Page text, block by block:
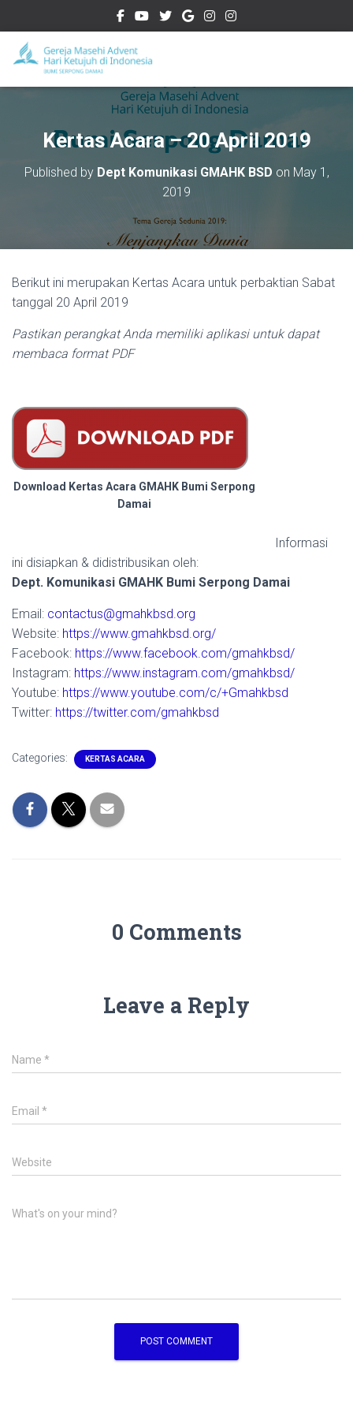
Kertas Acara – 20 April 2019
Published by Dept Komunikasi GMAHK BSD on May 1,
2019
Berikut ini merupakan Kertas Acara untuk perbaktian Sabat
tanggal 20 April 2019
Pastikan perangkat Anda memiliki aplikasi untuk dapat
membaca format PDF
Download Kertas Acara GMAHK Bumi Serpong
Damai
Informasi
ini disiapkan & didistribusikan oleh:
Dept. Komunikasi GMAHK Bumi Serpong Damai
Email: contactus@gmahkbsd.org
Website: https://www.gmahkbsd.org/
Facebook: https://www.facebook.com/gmahkbsd/
Instagram: https://www.instagram.com/gmahkbsd/
Youtube: https://www.youtube.com/c/+Gmahkbsd
Twitter: https://twitter.com/gmahkbsd
Categories: KERTAS ACARA
0 Comments
Leave a Reply
Name *
Email *
Website
What's on your mind?